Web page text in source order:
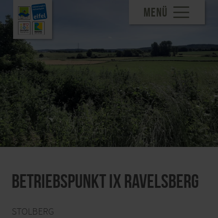
MENÜ
Betriebspunkt IX Ravelsberg
STOLBERG